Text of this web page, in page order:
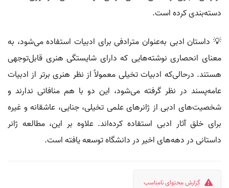
دسته‌بندی کرده است.
💡 داستان ادبی به‌عنوان مترادفی برای ادبیات استفاده می‌شود، به
معنای انحصاری نوشته‌هایی که دارای شایستگی هنری قابل‌توجهی
هستند. درحالی‌که ادبیات تخیلی معمولاً از نظر هنری برتر از ادبیات
عامه‌پسند در نظر گرفته می‌شود، این دو با هم منافاتی ندارند و
شخصیت‌های ادبی از ژانرهای علمی تخیلی، جنایی، عاشقانه و غیره
برای خلق آثار ادبی استفاده کرده‌اند. علاوه بر این، مطالعه ژانر
داستانی در دهه‌های اخیر در دانشگاه توسعه یافته است.
گزارش محتوای نامناسب